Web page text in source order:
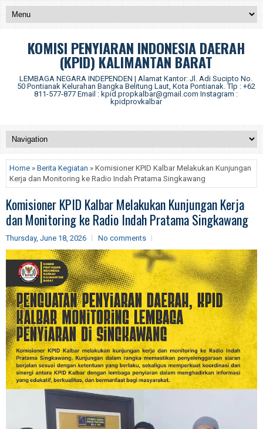
KOMISI PENYIARAN INDONESIA DAERAH
(KPID) KALIMANTAN BARAT
LEMBAGA NEGARA INDEPENDEN | Alamat Kantor: Jl. Adi Sucipto No.
50 Pontianak Kelurahan Bangka Belitung Laut, Kota Pontianak. Tlp : +62
811-577-877 Email : kpid.propkalbar@gmail.com Instagram :
kpidprovkalbar
Home » Berita Kegiatan » Komisioner KPID Kalbar Melakukan Kunjungan
Kerja dan Monitoring ke Radio Indah Pratama Singkawang
Komisioner KPID Kalbar Melakukan Kunjungan Kerja
dan Monitoring ke Radio Indah Pratama Singkawang
Thursday, June 18, 2026 No comments